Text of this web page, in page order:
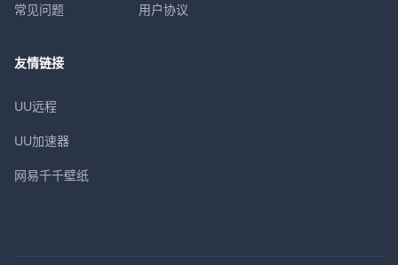
常见问题 用户协议
友情链接
UU远程
UU加速器
网易千千壁纸